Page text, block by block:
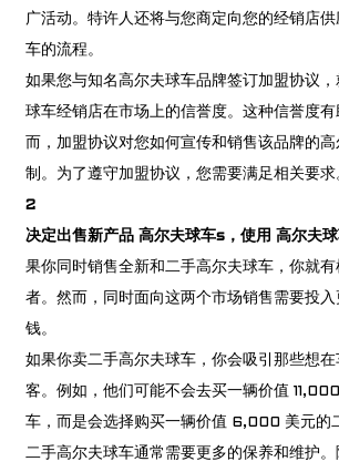
广活动。特许人还将与您商定向您的经销店
车的流程。
如果您与知名高尔夫球车品牌签订加盟协议
球车经销店在市场上的信誉度。这种信誉度
而，加盟协议对您如何宣传和销售该品牌的
制。为了遵守加盟协议，您需要满足相关要求
2
决定出售新产品 高尔夫球车s，使用 高尔夫
果你同时销售全新和二手高尔夫球车，你就
者。然而，同时面向这两个市场销售需要投
钱。
如果你卖二手高尔夫球车，你会吸引那些想
客。例如，他们可能不会去买一辆价值
车，而是会选择购买一辆价值 6,000 美元的
二手高尔夫球车通常需要更多的保养和维护